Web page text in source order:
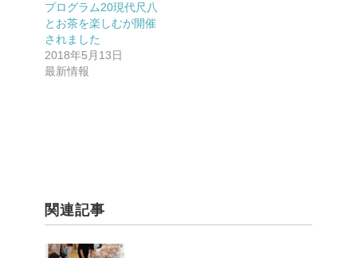
プログラム20現代尺八
とお茶を楽しむが開催
されました
2018年5月13日
最新情報
関連記事